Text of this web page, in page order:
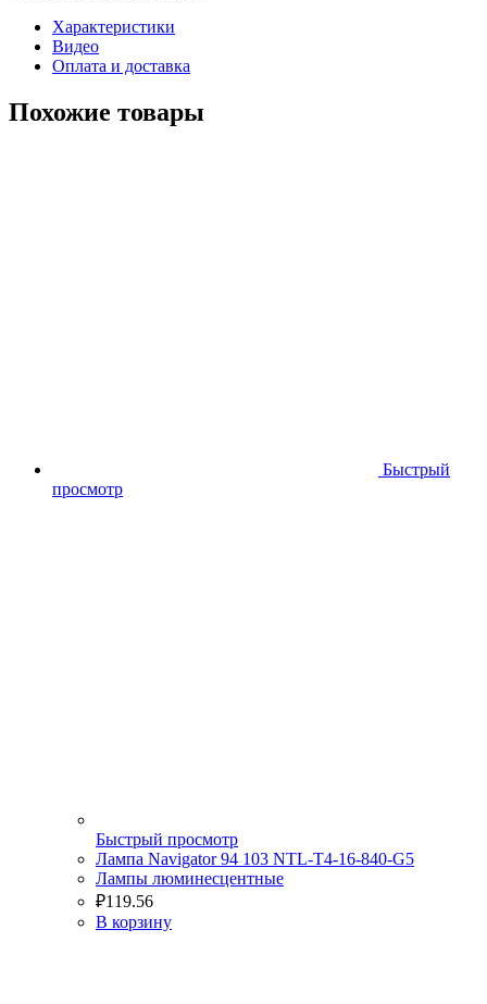
Характеристики
Видео
Оплата и доставка
Похожие товары
Быстрый
просмотр
Быстрый просмотр
Лампа Navigator 94 103 NTL-T4-16-840-G5
Лампы люминесцентные
₽119.56
В корзину